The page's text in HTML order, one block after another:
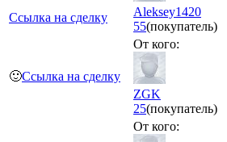
Ссылка на сделку
Aleksey1420
55(покупатель)
🙂Ссылка на сделку
От кого:
ZGK
25(покупатель)
От кого: